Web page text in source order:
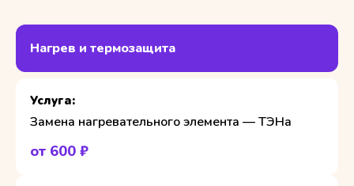
Нагрев и термозащита
Замена нагревательного элемента — ТЭНа
от 600 ₽